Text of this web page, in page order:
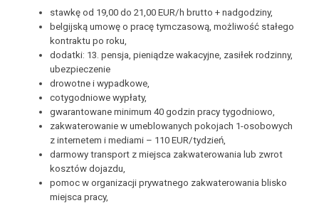
stawkę od 19,00 do 21,00 EUR/h brutto + nadgodziny,
belgijską umowę o pracę tymczasową, możliwość stałego
kontraktu po roku,
dodatki: 13. pensja, pieniądze wakacyjne, zasiłek rodzinny,
ubezpieczenie
drowotne i wypadkowe,
cotygodniowe wypłaty,
gwarantowane minimum 40 godzin pracy tygodniowo,
zakwaterowanie w umeblowanych pokojach 1-osobowych
z internetem i mediami – 110 EUR/tydzień,
darmowy transport z miejsca zakwaterowania lub zwrot
kosztów dojazdu,
pomoc w organizacji prywatnego zakwaterowania blisko
miejsca pracy,